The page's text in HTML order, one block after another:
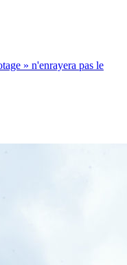
» n'enrayera pas le